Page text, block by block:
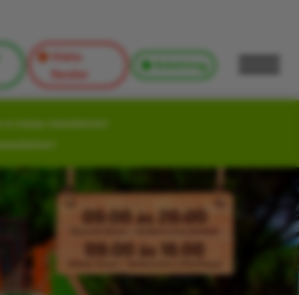
Visita
Escolar
Kidsitting
nossa newsletter!